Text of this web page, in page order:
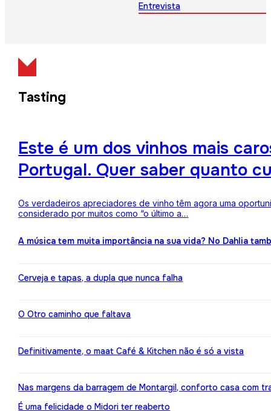
Entrevista
Tasting
Este é um dos vinhos mais
Portugal. Quer saber quanto
Os verdadeiros apreciadores de vinho têm agora uma
considerado por muitos como “o último a…
A música tem muita importância na sua vida? No Dahlia
Cerveja e tapas, a dupla que nunca falha
O Otro caminho que faltava
Definitivamente, o maat Café & Kitchen não é só a vista
Nas margens da barragem de Montargil, conforto casa com
É uma felicidade o Midori ter reaberto